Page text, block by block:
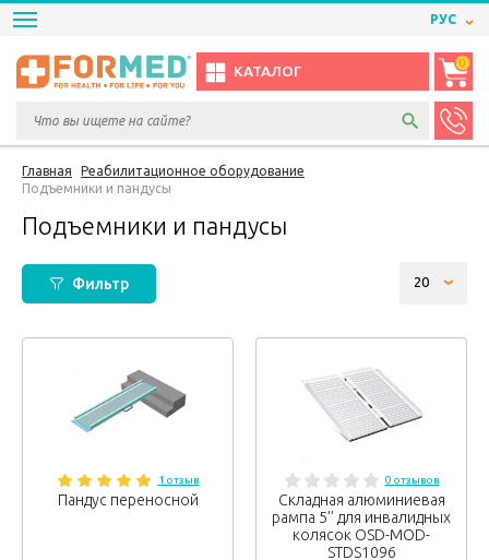
РУС
КАТАЛОГ
0
Главная
Реабилитационное оборудование
Подъемники и пандусы
Подъемники и пандусы
Фильтр
1 отзыв
Пандус переносной
0 отзывов
Складная алюминиевая
рампа 5’’ для инвалидных
колясок OSD-MOD-
STDS1096